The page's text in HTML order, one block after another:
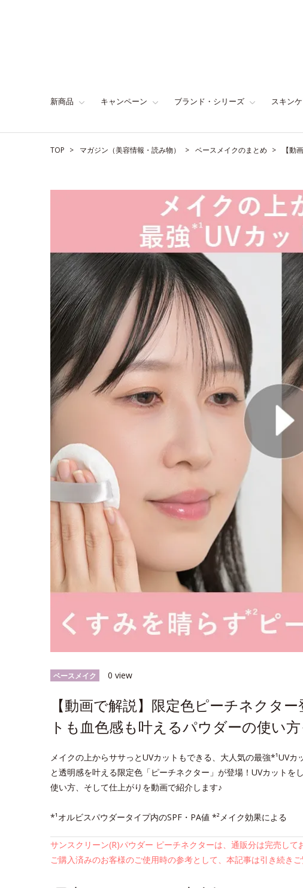
新商品 キャンペーン ブランド・シリーズ スキン
TOP マガジン（美容情報・読み物） ベースメイクのまとめ 【動
ベースメイク 0 view
【動画で解説】限定色ピーチネクタ
トも血色感も叶えるパウダーの使い方
メイクの上からササっとUVカットもできる、大人気の最強*¹UV
と透明感を叶える限定色「ピーチネクター」が登場！UVカット
使い方、そして仕上がりを動画で紹介します♪
*¹オルビスパウダータイプ内のSPF・PA値 *²メイク効果による
サンスクリーン(R)パウダー ピーチネクターは、通販分は完売して
ご購入済みのお客様のご使用時の参考として、本記事は引き続きご